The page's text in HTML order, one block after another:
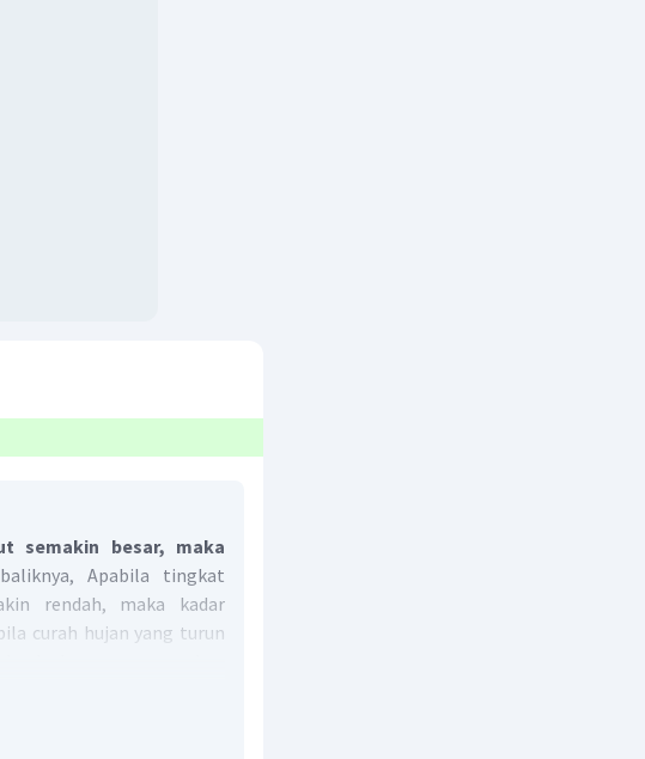
semakin besar, maka
Apabila tingkat
rendah, maka kadar
curah hujan yang turun